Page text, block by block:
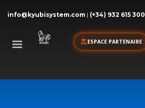
info@kyubisystem.com | (+34) 932 615 300
ESPACE PARTENAIRE